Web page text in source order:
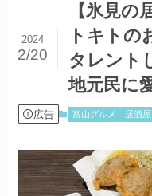
【氷見の
トキトの
タレント
地元民に
2024
2/20
広告 富山グルメ 居酒屋